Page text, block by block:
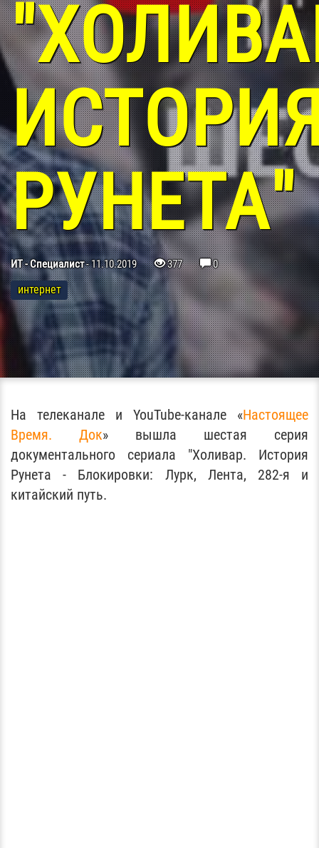
РУНЕТА"
ИТ - Специалист-11.10.2019 377 0
интернет
На телеканале и YouTube-канале «Настоящее
Время. Док» вышла шестая серия
документального сериала "Холивар. История
Рунета - Блокировки: Лурк, Лента, 282-я и
китайский путь.